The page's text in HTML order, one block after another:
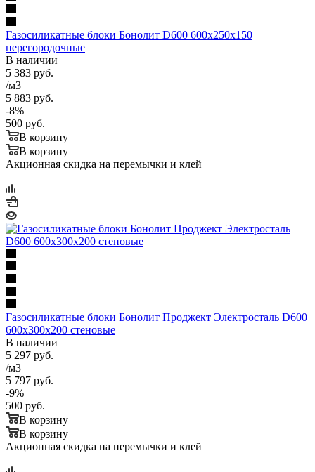
Газосиликатные блоки Бонолит D600 600х250х150
перегородочные
В наличии
5 383 руб.
/м3
5 883 руб.
-8%
500 руб.
В корзину
В корзину
Акционная скидка на перемычки и клей
Газосиликатные блоки Бонолит Проджект Электросталь D600
600х300х200 стеновые
В наличии
5 297 руб.
/м3
5 797 руб.
-9%
500 руб.
В корзину
В корзину
Акционная скидка на перемычки и клей